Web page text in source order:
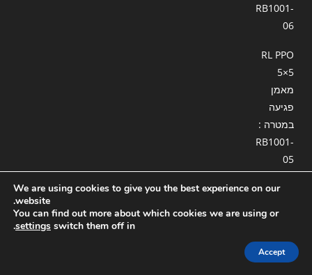
RB1001-
06
RL PPO
5×5
מאמן
פגיעה
במטרה :
RB1001-
05
יסודות
ת 12-
RB34:
We are using cookies to give you the best experience on our
website.
You can find out more about which cookies we are using or
switch them off in
settings
.
Accept